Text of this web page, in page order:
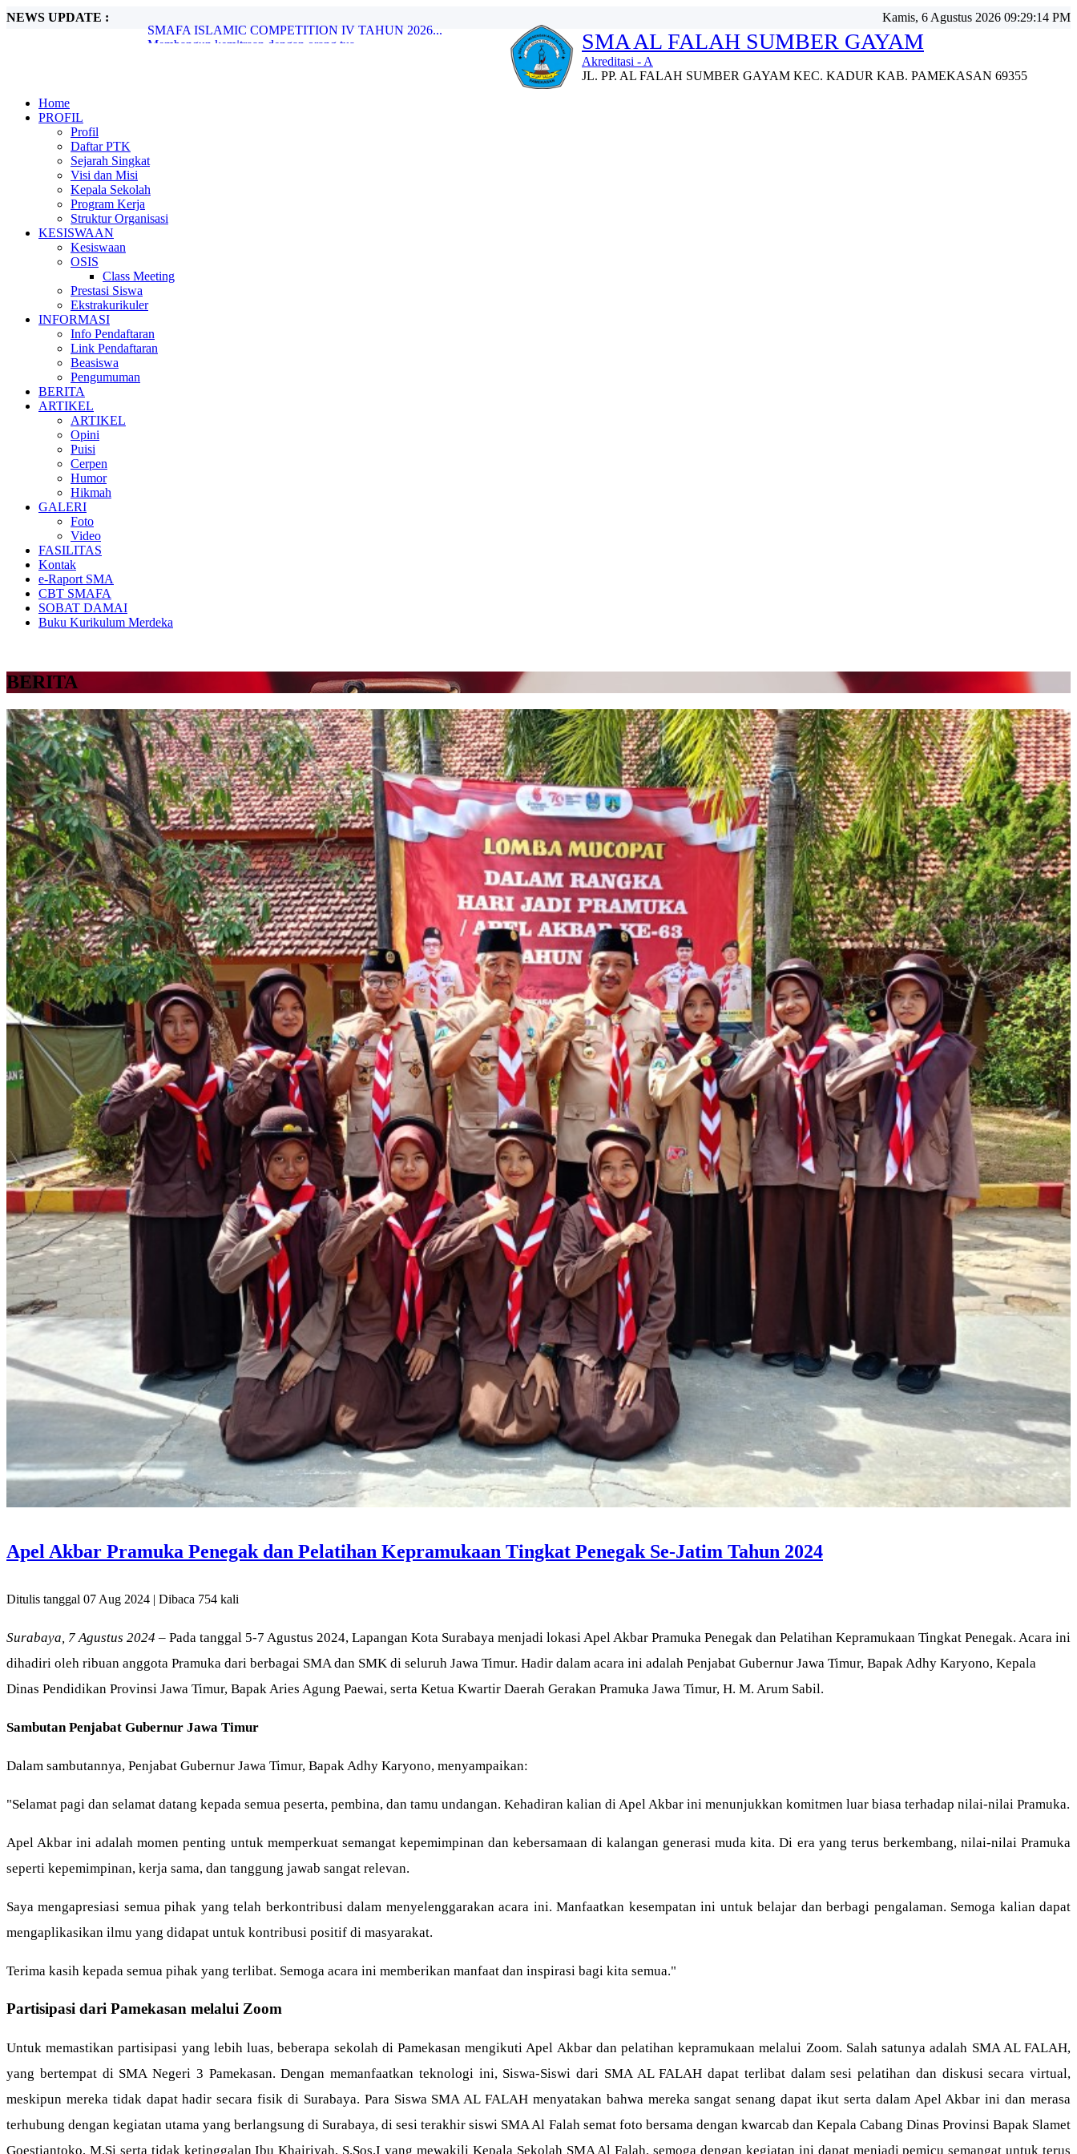
NEWS UPDATE :
Membangun kemitraan dengan orang tua...
Penyerahan dan Penghargaan Pemberian Beasiswa Penuh Pada SMA...
Kamis, 6 Agustus 2026 09:29:16 PM
SMA AL FALAH SUMBER GAYAM
Akreditasi - A
JL. PP. AL FALAH SUMBER GAYAM KEC. KADUR KAB. PAMEKASAN 69355
Home
PROFIL
Profil
Daftar PTK
Sejarah Singkat
Visi dan Misi
Kepala Sekolah
Program Kerja
Struktur Organisasi
KESISWAAN
Kesiswaan
OSIS
Class Meeting
Prestasi Siswa
Ekstrakurikuler
INFORMASI
Info Pendaftaran
Link Pendaftaran
Beasiswa
Pengumuman
BERITA
ARTIKEL
ARTIKEL
Opini
Puisi
Cerpen
Humor
Hikmah
GALERI
Foto
Video
FASILITAS
Kontak
e-Raport SMA
CBT SMAFA
SOBAT DAMAI
Buku Kurikulum Merdeka
BERITA
Apel Akbar Pramuka Penegak dan Pelatihan Kepramukaan Tingkat Penegak Se-Jatim Tahun 2024
Ditulis tanggal 07 Aug 2024 | Dibaca 754 kali
Surabaya, 7 Agustus 2024 – Pada tanggal 5-7 Agustus 2024, Lapangan Kota Surabaya menjadi lokasi Apel Akbar Pramuka Penegak dan Pelatihan Kepramukaan Tingkat Penegak. Acara ini
dihadiri oleh ribuan anggota Pramuka dari berbagai SMA dan SMK di seluruh Jawa Timur. Hadir dalam acara ini adalah Penjabat Gubernur Jawa Timur, Bapak Adhy Karyono, Kepala
Dinas Pendidikan Provinsi Jawa Timur, Bapak Aries Agung Paewai, serta Ketua Kwartir Daerah Gerakan Pramuka Jawa Timur, H. M. Arum Sabil.
Sambutan Penjabat Gubernur Jawa Timur
Dalam sambutannya, Penjabat Gubernur Jawa Timur, Bapak Adhy Karyono, menyampaikan:
"Selamat pagi dan selamat datang kepada semua peserta, pembina, dan tamu undangan. Kehadiran kalian di Apel Akbar ini menunjukkan komitmen luar biasa terhadap nilai-nilai Pramuka.
Apel Akbar ini adalah momen penting untuk memperkuat semangat kepemimpinan dan kebersamaan di kalangan generasi muda kita. Di era yang terus berkembang, nilai-nilai Pramuka
seperti kepemimpinan, kerja sama, dan tanggung jawab sangat relevan.
Saya mengapresiasi semua pihak yang telah berkontribusi dalam menyelenggarakan acara ini. Manfaatkan kesempatan ini untuk belajar dan berbagi pengalaman. Semoga kalian dapat
mengaplikasikan ilmu yang didapat untuk kontribusi positif di masyarakat.
Terima kasih kepada semua pihak yang terlibat. Semoga acara ini memberikan manfaat dan inspirasi bagi kita semua."
Partisipasi dari Pamekasan melalui Zoom
Untuk memastikan partisipasi yang lebih luas, beberapa sekolah di Pamekasan mengikuti Apel Akbar dan pelatihan kepramukaan melalui Zoom. Salah satunya adalah SMA AL FALAH,
yang bertempat di SMA Negeri 3 Pamekasan. Dengan memanfaatkan teknologi ini, Siswa-Siswi dari SMA AL FALAH dapat terlibat dalam sesi pelatihan dan diskusi secara virtual,
meskipun mereka tidak dapat hadir secara fisik di Surabaya. Para Siswa SMA AL FALAH menyatakan bahwa mereka sangat senang dapat ikut serta dalam Apel Akbar ini dan merasa
terhubung dengan kegiatan utama yang berlangsung di Surabaya, di sesi terakhir siswi SMA Al Falah semat foto bersama dengan kwarcab dan Kepala Cabang Dinas Provinsi Bapak Slamet
Goestiantoko, M.Si serta tidak ketinggalan Ibu Khairiyah, S.Sos.I yang mewakili Kepala Sekolah SMA Al Falah, semoga dengan kegiatan ini dapat menjadi pemicu semangat untuk terus